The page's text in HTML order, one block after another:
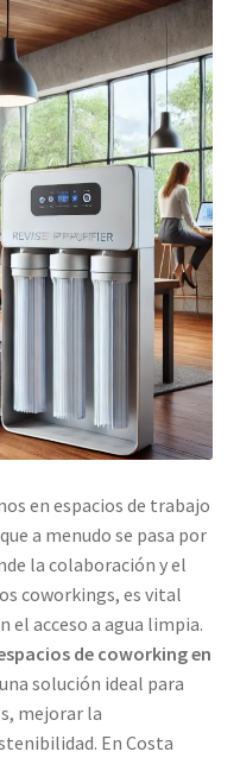
en espacios de trabajo
a menudo se pasa por
la colaboración y el
coworkings, es vital
el acceso a agua limpia.
de coworking en
solución ideal para
mejorar la
En Costa